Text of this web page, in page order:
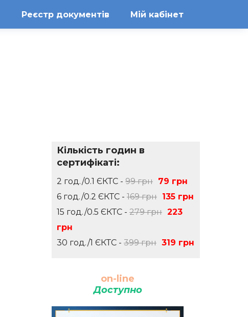
Реєстр документів Мій кабінет
Кількість годин в
сертифікаті:
2 год./0.1 ЄКТС - 99 грн 79 грн
6 год./0.2 ЄКТС - 169 грн 135 грн
15 год./0.5 ЄКТС - 279 грн 223
грн
30 год./1 ЄКТС - 399 грн 319 грн
on-line
Доступно